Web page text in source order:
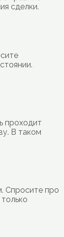
сделки.
проходит
В таком
Спросите про